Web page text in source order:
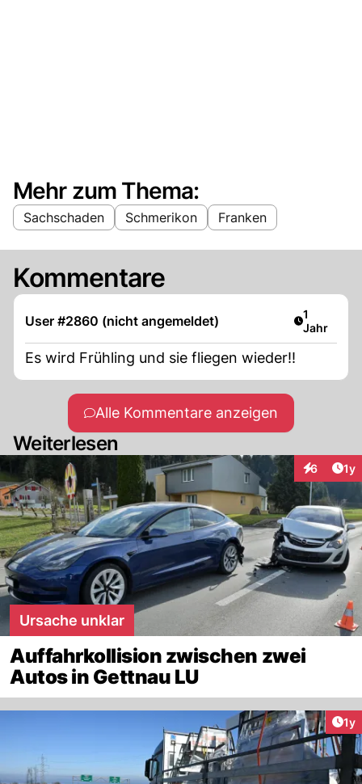
Mehr zum Thema:
Sachschaden Schmerikon Franken
Kommentare
User #2860 (nicht angemeldet) Artikel
1
Jahr
Es wird Frühling und sie fliegen wieder!!
Alle Kommentare anzeigen
Weiterlesen
6 1y
Ursache unklar
Auffahrkollision zwischen zwei
Autos in Gettnau LU
1y